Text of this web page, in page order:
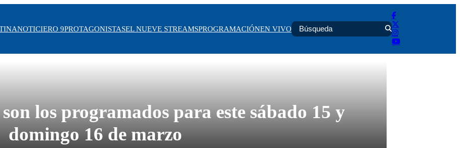
NOTICIERO 9PROTAGONISTASEL NUEVE STREAMSPROGRAMACIÓNEN VIVO
los programados para este sábado 15 y
domingo 16 de marzo